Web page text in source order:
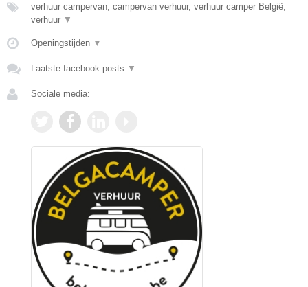
verhuur campervan, campervan verhuur, verhuur camper België,
verhuur ▼
Openingstijden ▼
Laatste facebook posts ▼
Sociale media: